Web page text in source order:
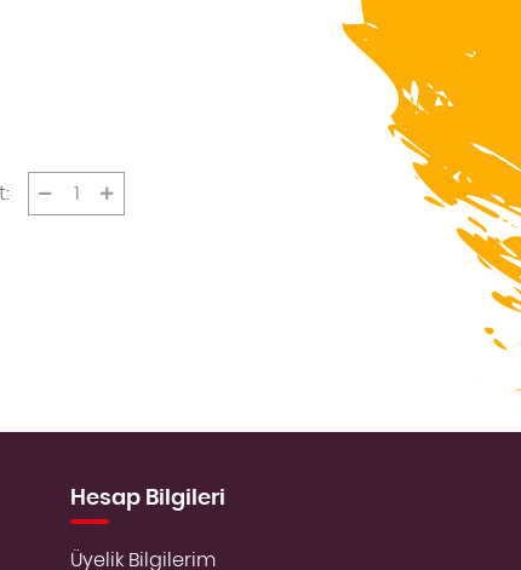
Hesap Bilgileri
Üyelik Bilgilerim